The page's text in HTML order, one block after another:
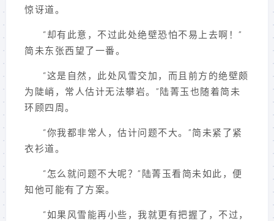
惊讶道。
“却有此意，不过此处绝壁恐怕不易上去啊！”
简未东张西望了一番。
“这是自然，此处风雪交加，而且前方的绝壁颇
为陡峭，常人估计无法攀岩。”陆菁玉也随着简未
环顾四周。
“你我都非常人，估计问题不大。”简未紧了紧
衣衫道。
“怎么就问题不大呢？”陆菁玉看简未如此，便
知他可能有了方案。
“如果风雪能再小些，我就更有把握了，不过，